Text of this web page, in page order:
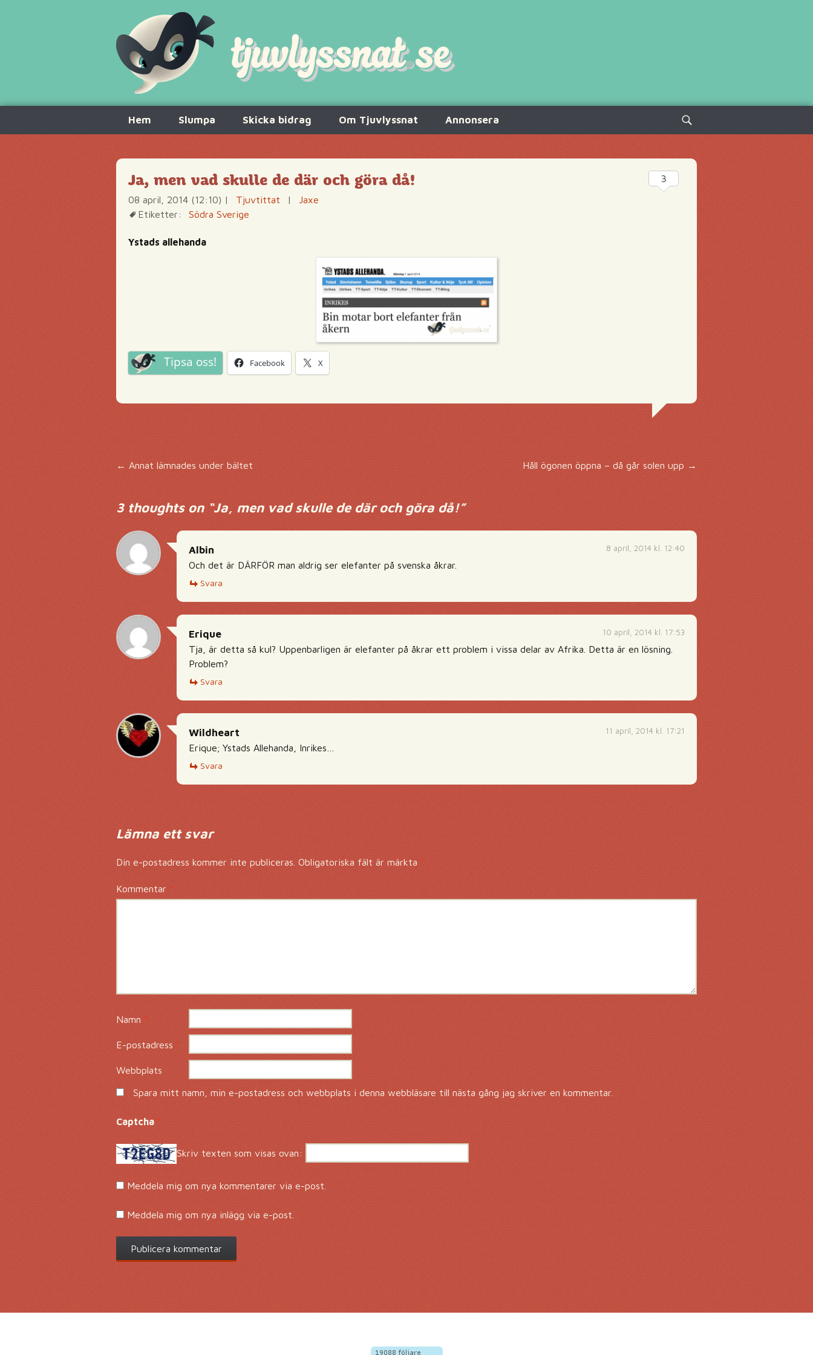
innehåll
Hem Slumpa Skicka bidrag Om Tjuvlyssnat Annonsera
Sök
efter:
Ja, men vad skulle de där och göra då!
08 april, 2014 (12:10) | Tjuvtittat |
Jaxe
Etiketter:
Södra Sverige
Ystads allehanda
Tipsa oss! Facebook X
3
Inläggsnavigering
←Annat lämnades under bältet Håll ögonen öppna – då går solen upp→
3 thoughts on “Ja, men vad skulle de där och göra då!”
8 april, 2014 kl. 12:40
Albin
Och det är DÄRFÖR man aldrig ser elefanter på svenska åkrar.
Svara
10 april, 2014 kl. 17:53
Erique
Tja, är detta så kul? Uppenbarligen är elefanter på åkrar ett problem i vissa delar av Afrika. Detta är en lösning.
Problem?
Svara
11 april, 2014 kl. 17:21
Wildheart
Erique; Ystads Allehanda, Inrikes…
Svara
Lämna ett svar
Din e-postadress kommer inte publiceras. Obligatoriska fält är märkta*
Kommentar*
Namn*
E-postadress*
Webbplats
Spara mitt namn, min e-postadress och webbplats i denna webbläsare till nästa gång jag skriver en kommentar.
Captcha*
Skriv texten som visas ovan:
Meddela mig om nya kommentarer via e-post.
Meddela mig om nya inlägg via e-post.